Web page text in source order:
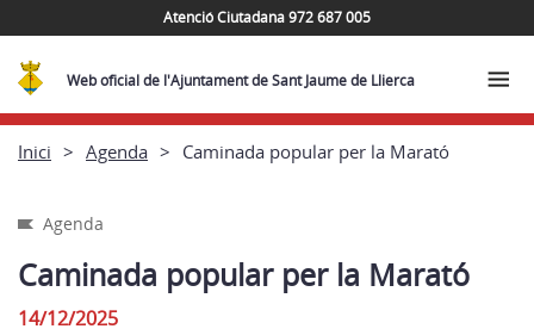
Atenció Ciutadana 972 687 005
Web oficial de l'Ajuntament de Sant Jaume de Llierca
Inici Agenda Caminada popular per la Marató
Agenda
Caminada popular per la Marató
14/12/2025